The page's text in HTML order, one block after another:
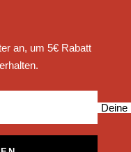
an, um 5€ Rabatt
Deine